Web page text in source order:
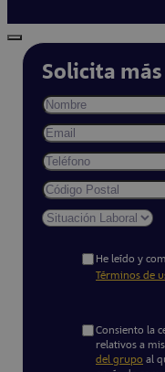
Solicita
He leído y
Términos de
Consiento la
relativos a
del grupo al